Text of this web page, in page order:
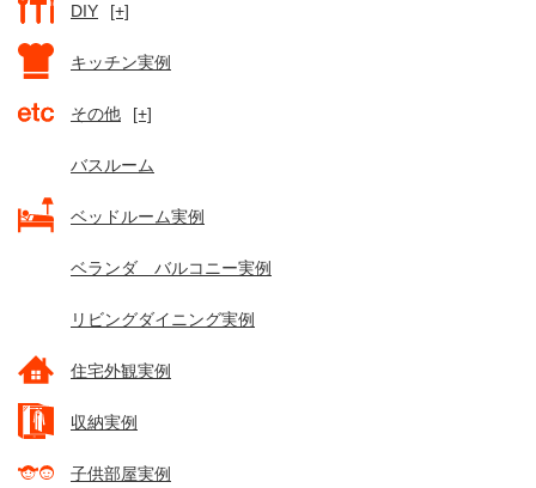
DIY [+]
キッチン実例
その他 [+]
バスルーム
ベッドルーム実例
ベランダ バルコニー実例
リビングダイニング実例
住宅外観実例
収納実例
子供部屋実例